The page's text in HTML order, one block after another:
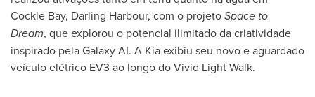
Cockle Bay, Darling Harbour, com o projetoSpace to
Dream, que explorou o potencial ilimitado da criatividade
inspirado pela Galaxy AI. A Kia exibiu seu novo e aguardado
veículo elétrico EV3 ao longo do Vivid Light Walk.